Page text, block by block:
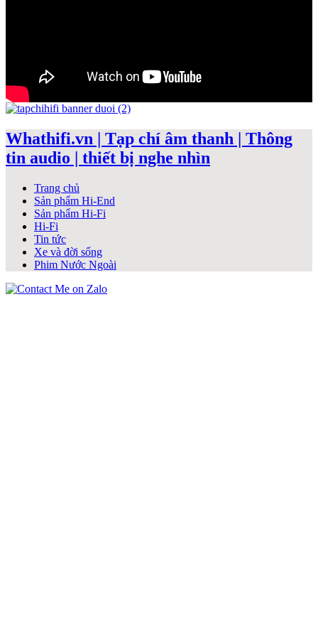
Whathifi.vn | Tạp chí âm thanh | Thông
tin audio | thiết bị nghe nhìn
Trang chủ
Sản phẩm Hi-End
Sản phẩm Hi-Fi
Hi-Fi
Tin tức
Xe và đời sống
Phim Nước Ngoài